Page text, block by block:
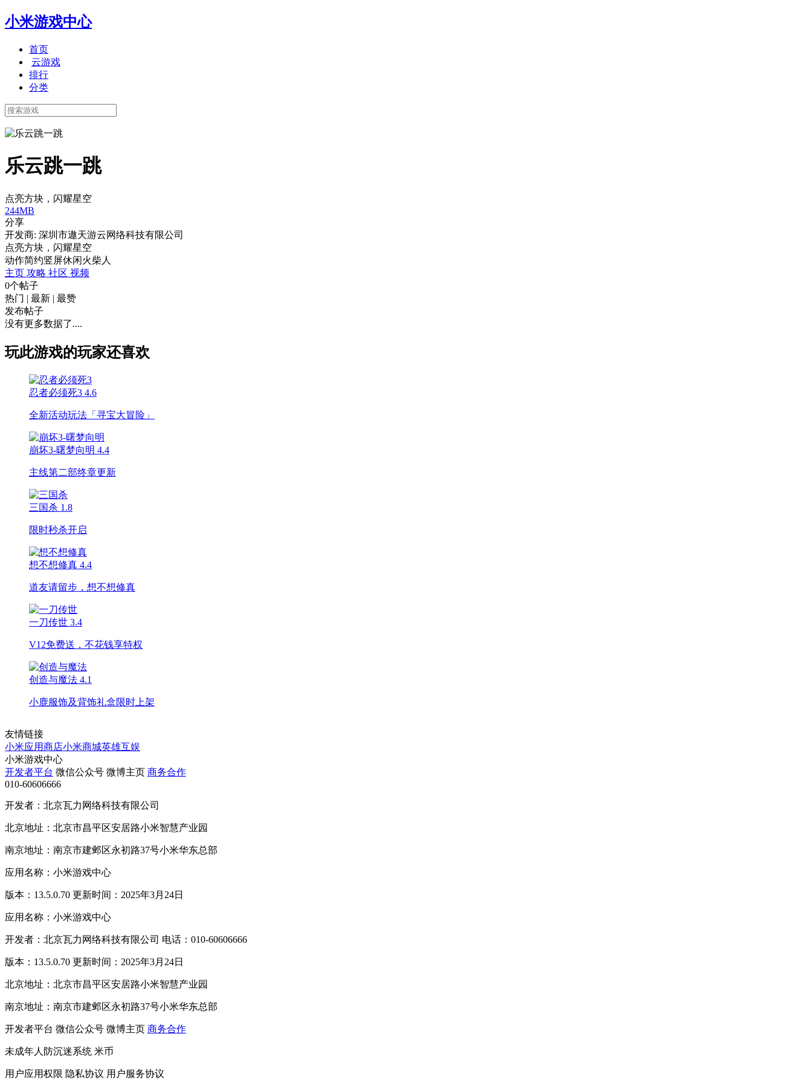
小米游戏中心
首页
云游戏
排行
分类
乐云跳一跳
点亮方块，闪耀星空
244MB
分享
开发商: 深圳市遨天游云网络科技有限公司
点亮方块，闪耀星空
动作简约竖屏休闲火柴人
主页 攻略 社区 视频
0个帖子
热门 | 最新 | 最赞
发布帖子
没有更多数据了....
玩此游戏的玩家还喜欢
忍者必须死3 4.6
全新活动玩法「寻宝大冒险」
崩坏3-曙梦向明 4.4
主线第二部终章更新
三国杀 1.8
限时秒杀开启
想不想修真 4.4
道友请留步，想不想修真
一刀传世 3.4
V12免费送，不花钱享特权
创造与魔法 4.1
小鹿服饰及背饰礼盒限时上架
友情链接
小米应用商店小米商城英雄互娱
小米游戏中心
开发者平台 微信公众号 微博主页 商务合作
010-60606666
开发者：北京瓦力网络科技有限公司
北京地址：北京市昌平区安居路小米智慧产业园
南京地址：南京市建邺区永初路37号小米华东总部
应用名称：小米游戏中心
版本：13.5.0.70 更新时间：2025年3月24日
应用名称：小米游戏中心
开发者：北京瓦力网络科技有限公司 电话：010-60606666
版本：13.5.0.70 更新时间：2025年3月24日
北京地址：北京市昌平区安居路小米智慧产业园
南京地址：南京市建邺区永初路37号小米华东总部
开发者平台 微信公众号 微博主页 商务合作
未成年人防沉迷系统 米币
用户应用权限 隐私协议 用户服务协议